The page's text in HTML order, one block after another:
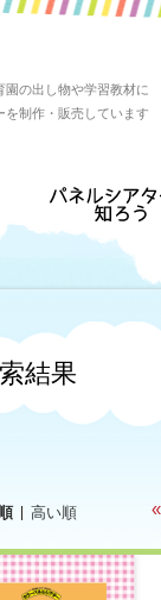
園の出し物や学習教材に
を制作・販売しています
結果
高い順 «